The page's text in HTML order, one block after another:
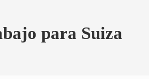
para Suiza